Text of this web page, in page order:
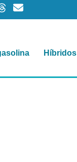
Híbridos